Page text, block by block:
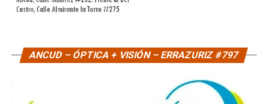
ANCUD – ÓPTICA + VISIÓN – ERRAZURIZ #797